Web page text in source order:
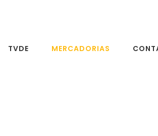
TVDE MERCADORIAS